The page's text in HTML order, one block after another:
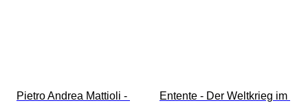
Pietro Andrea Mattioli -
Entente - Der Weltkrieg im